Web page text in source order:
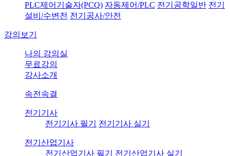
PLC제어기술자(PCQ) 자동제어/PLC 전기공학일반 전기
설비/수변전 전기공사/안전
강의보기
나의 강의실
무료강의
강사소개
속전속결
전기기사
전기기사 필기
전기기사 실기
전기산업기사
전기산업기사 필기
전기산업기사 실기